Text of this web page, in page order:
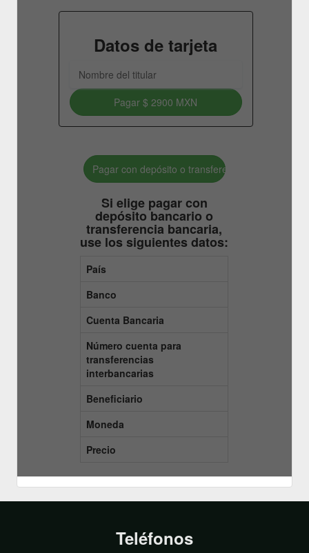
Datos de tarjeta
Pagar$ 2900 MXN
Pagar con depósito o transferencia bancaria.
Si elige pagar con
depósito bancario o
transferencia bancaria,
use los siguientes datos:
País
Banco
Cuenta Bancaria
Número cuenta para
transferencias
interbancarias
Beneficiario
Moneda
Precio
Teléfonos